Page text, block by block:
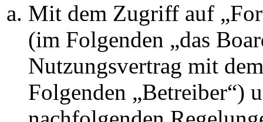
Mit dem Zugriff auf
(im Folgenden „das
Nutzungsvertrag mit
Folgenden „Betreiber“)